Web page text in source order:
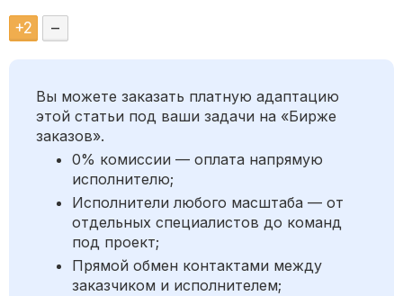
+2 –
Вы можете заказать платную адаптацию
этой статьи под ваши задачи на «Бирже
заказов».
0% комиссии — оплата напрямую
исполнителю;
Исполнители любого масштаба — от
отдельных специалистов до команд
под проект;
Прямой обмен контактами между
заказчиком и исполнителем;